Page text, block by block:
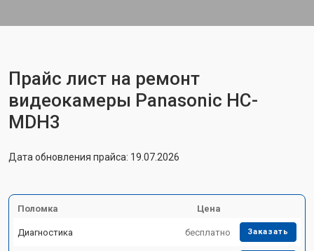
Прайс лист на ремонт
видеокамеры Panasonic HC-
MDH3
Дата обновления прайса: 19.07.2026
Поломка Цена
Диагностика бесплатно Заказать